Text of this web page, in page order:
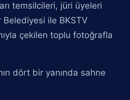
temsilcileri, jüri üyeleri
ile BKSTV
çekilen toplu fotoğrafla
dört bir yanında sahne